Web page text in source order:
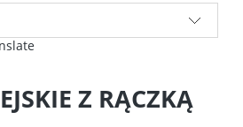
Z RĄCZKĄ